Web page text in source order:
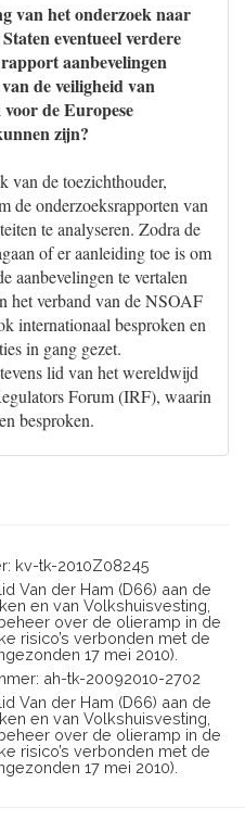
van het onderzoek naar
eventueel verdere
aanbevelingen
de veiligheid van
de Europese
zijn?
van de toezichthouder,
de onderzoeksrapporten van
te analyseren. Zodra de
of er aanleiding toe is om
aanbevelingen te vertalen
het verband van de NSOAF
internationaal besproken en
in gang gezet.
lid van het wereldwijd
Forum (IRF), waarin
besproken.
kv-tk-2010Z08245
Van der Ham (D66) aan de
en van Volkshuisvesting,
over de olieramp in de
risico’s verbonden met de
17 mei 2010).
ah-tk-20092010-2702
Van der Ham (D66) aan de
en van Volkshuisvesting,
over de olieramp in de
risico’s verbonden met de
17 mei 2010).